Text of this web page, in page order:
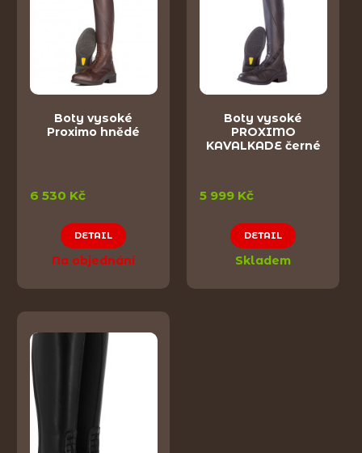
Boty vysoké
Proximo hnědé
6 530 Kč
DETAIL
Na objednání
Boty vysoké
PROXIMO
KAVALKADE černé
5 999 Kč
DETAIL
Skladem